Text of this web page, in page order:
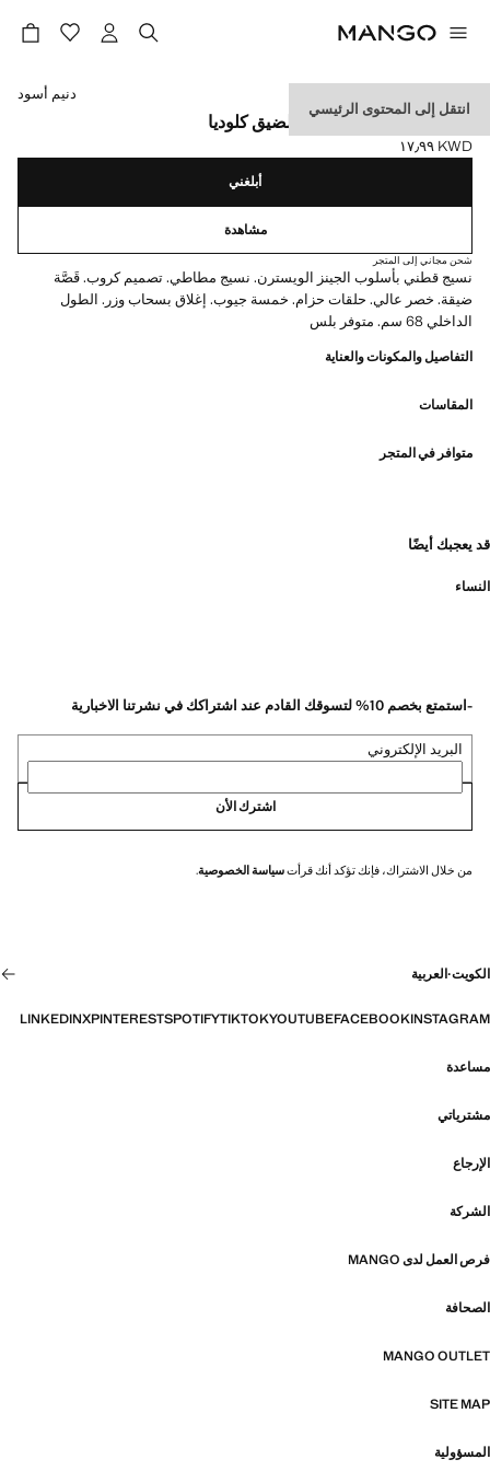
انتقل إلى المحتوى الرئيسي
جينز كلوديا الجينز القصير الضيق كلوديا
السعر الحالي [KWD ١٧٫٩٩ ]
KWD ١٧٫٩٩
حدد اللون
دنيم أسود
أبلغني
مشاهدة
شحن مجاني إلى المتجر
نسيج قطني بأسلوب الجينز الويسترن. نسيج مطاطي. تصميم كروب. قَصَّة
ضيقة. خصر عالي. حلقات حزام. خمسة جيوب. إغلاق بسحاب وزر. الطول
الداخلي 68 سم. متوفر بلس
التفاصيل والمكونات والعناية
المقاسات
متوافر في المتجر
قد يعجبك أيضًا
النساء
-استمتع بخصم 10% لتسوقك القادم عند اشتراكك في نشرتنا الاخبارية
البريد الإلكتروني
اشترك الأن
من خلال الاشتراك، فإنك تؤكد أنك قرأتسياسة الخصوصية.
الكويت·العربية
INSTAGRAM
FACEBOOK
YOUTUBE
TIKTOK
SPOTIFY
PINTEREST
X
LINKEDIN
مساعدة
مشترياتي
الإرجاع
الشركة
فرص العمل لدى MANGO
الصحافة
MANGO OUTLET
SITE MAP
المسؤولية